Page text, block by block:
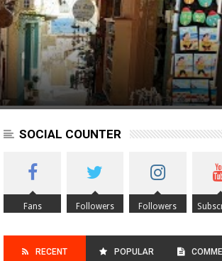
SOCIAL COUNTER
Fans Followers Followers
RECENT POPULAR